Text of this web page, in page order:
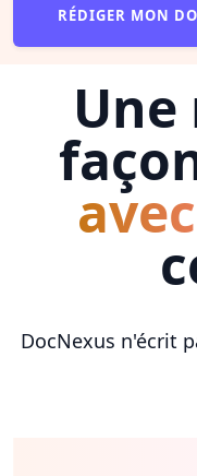
RÉDIGER MON
DocNexus n'écrit